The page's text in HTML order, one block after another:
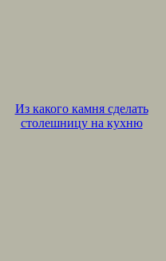
Из какого камня сделать
столешницу на кухню